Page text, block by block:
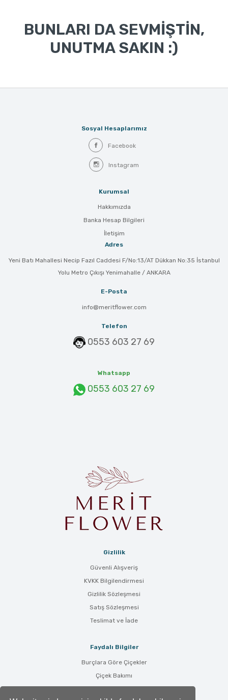
BUNLARI DA SEVMİŞTİN,
UNUTMA SAKIN :)
Sosyal Hesaplarımız
Facebook
Instagram
Kurumsal
Hakkımızda
Banka Hesap Bilgileri
İletişim
Adres
Yeni Batı Mahallesi Necip Fazıl Caddesi F/No:13/AT Dükkan No:35 İstanbul
Yolu Metro Çıkışı Yenimahalle / ANKARA
E-Posta
info@meritflower.com
Telefon
0553 603 27 69
Whatsapp
0553 603 27 69
Gizlilik
Güvenli Alışveriş
KVKK Bilgilendirmesi
Gizlilik Sözleşmesi
Satış Sözleşmesi
Teslimat ve İade
Faydalı Bilgiler
Burçlara Göre Çiçekler
Çiçek Bakımı
Çiçek Anlamları